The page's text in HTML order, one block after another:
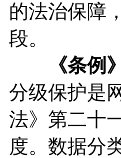
的法治保障
段。
《条例
分级保护是
法》第二十
度。数据分